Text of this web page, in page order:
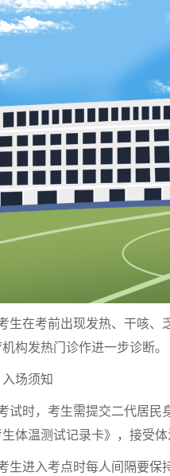
生在考前出现发热、干咳、
构发热门诊作进一步诊断。
场须知
试时，考生需提交二代居
体温测试记录卡》，接受
生进入考点时每人间隔要保